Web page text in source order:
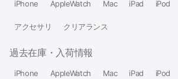
iPhone AppleWatch Mac iPad iPod
アクセサリ クリアランス
過去在庫・入荷情報
iPhone AppleWatch Mac iPad iPod